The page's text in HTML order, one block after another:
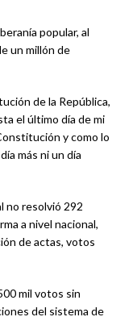
popular, al
un millón de
de la República,
el último día de mi
y como lo
más ni un día
no resolvió 292
a nivel nacional,
de actas, votos
mil votos sin
del sistema de